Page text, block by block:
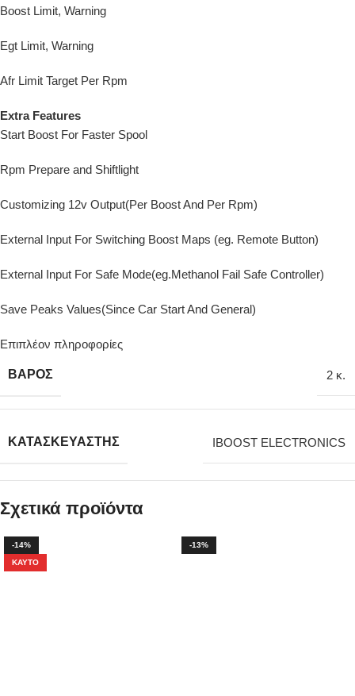
Boost Limit, Warning
Egt Limit, Warning
Afr Limit Target Per Rpm
Extra Features
Start Boost For Faster Spool
Rpm Prepare and Shiftlight
Customizing 12v Output(Per Boost And Per Rpm)
External Input For Switching Boost Maps (eg. Remote Button)
External Input For Safe Mode(eg.Methanol Fail Safe Controller)
Save Peaks Values(Since Car Start And General)
Επιπλέον πληροφορίες
ΒΆΡΟΣ 2 κ.
ΚΑΤΑΣΚΕΥΑΣΤΉΣ IBOOST ELECTRONICS
Σχετικά προϊόντα
-14%
ΚΑΥΤΌ
-13%